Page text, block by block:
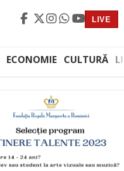
LIVE
ECONOMIE CULTURĂ